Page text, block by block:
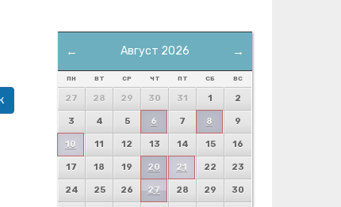
← →
Август 2026
ПН ВТ СР ЧТ ПТ СБ ВС
27 28 29 30 31 1 2
3 4 5 6 7 8 9
10 11 12 13 14 15 16
17 18 19 20 21 22 23
24 25 26 27 28 29 30